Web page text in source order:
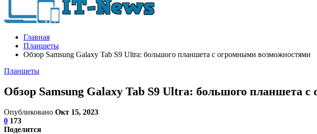
Главная
Планшеты
Обзор Samsung Galaxy Tab S9 Ultra: большого планшета с огромными возможностями
Планшеты
Обзор Samsung Galaxy Tab S9 Ultra: большого планшета
Опубликовано Окт 15, 2023
0 173
Поделится